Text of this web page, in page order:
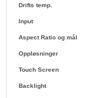
Drifts temp.
Input
Aspect Ratio og mål
Oppløsninger
Touch Screen
Backlight